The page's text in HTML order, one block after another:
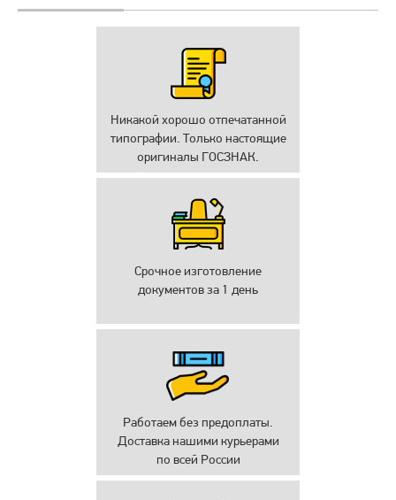
Никакой хорошо отпечатанной
типографии. Только настоящие
оригиналы ГОСЗНАК.
Срочное изготовление
документов за 1 день
Работаем без предоплаты.
Доставка нашими курьерами
по всей России